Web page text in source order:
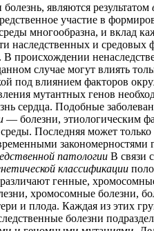
являются результатом
участие в
многообразна, и вклад
наследственных и средовых
происхождении
случае могут влиять
под влиянием факторов
мутантных генов
сердца. Подобные
— болезни, этиологическим
Последняя может
патологии В связи
классификации
генные,
хромосомные болезни,
и плода. Каждая из этих
болезни